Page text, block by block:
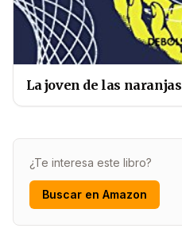
La joven de las naranjas
¿Te interesa este libro?
Buscar en Amazon